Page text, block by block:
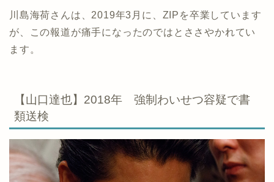
川島海荷さんは、2019年3月に、ZIPを卒業しています
が、この報道が痛手になったのではとささやかれてい
ます。
【山口達也】2018年 強制わいせつ容疑で書
類送検